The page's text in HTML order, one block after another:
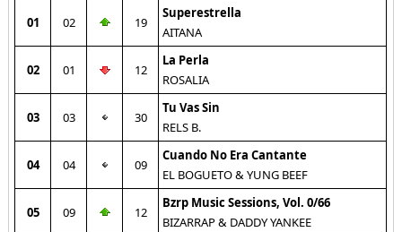
01 02 19
Superestrella
AITANA
02 01 12
La Perla
ROSALIA
03 03 30
Tu Vas Sin
RELS B.
04 04 09
Cuando No Era Cantante
EL BOGUETO & YUNG BEEF
05 09 12
Bzrp Music Sessions, Vol. 0/66
BIZARRAP & DADDY YANKEE